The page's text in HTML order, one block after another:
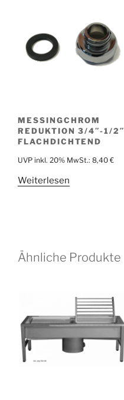
MESSINGCHROM
REDUKTION 3/4″-1/2″
FLACHDICHTEND
UVP inkl. 20% MwSt.: 8,40 €
Weiterlesen
Ähnliche Produkte